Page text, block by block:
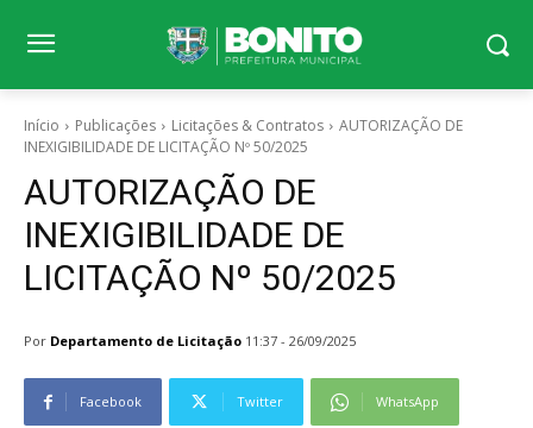
Início Publicações Licitações & Contratos
AUTORIZAÇÃO DE
INEXIGIBILIDADE DE LICITAÇÃO Nº 50/2025
AUTORIZAÇÃO DE
INEXIGIBILIDADE DE
LICITAÇÃO Nº 50/2025
Por Departamento de Licitação 11:37 - 26/09/2025
Facebook Twitter WhatsApp